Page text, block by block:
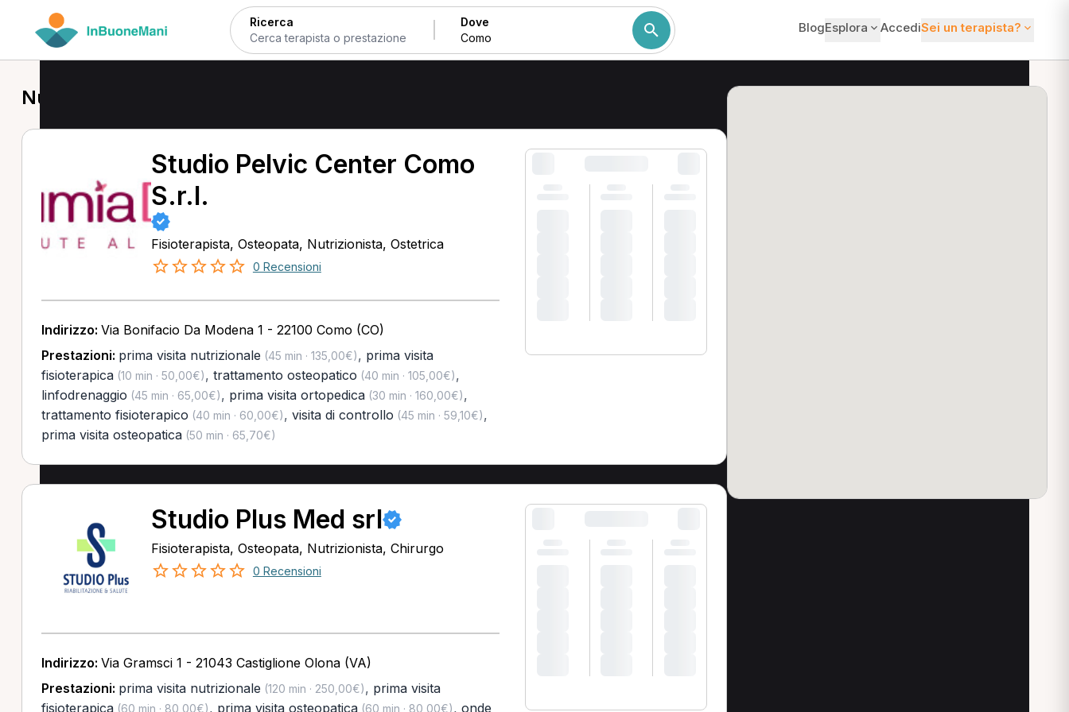
Ricerca Dove BlogEsplora AccediSei un terapista?
Nutrizionista a Como
Studio Pelvic Center Como
S.r.l.
Fisioterapista, Osteopata, Nutrizionista, Ostetrica
0 Recensioni
Indirizzo: Via Bonifacio Da Modena 1 - 22100 Como (CO)
Prestazioni: prima visita nutrizionale (45 min · 135,00€), prima visita
fisioterapica(10 min · 50,00€), trattamento osteopatico (40 min · 105,00€),
linfodrenaggio (45 min · 65,00€), prima visita ortopedica(30 min · 160,00€),
trattamento fisioterapico (40 min · 60,00€), visita di controllo (45 min · 59,10€),
prima visita osteopatica(50 min · 65,70€)
Studio Plus Med srl
Fisioterapista, Osteopata, Nutrizionista, Chirurgo
0 Recensioni
Indirizzo: Via Gramsci 1 - 21043 Castiglione Olona (VA)
Prestazioni: prima visita nutrizionale (120 min · 250,00€), prima visita
fisioterapica(60 min · 80,00€), prima visita osteopatica(60 min · 80,00€), onde